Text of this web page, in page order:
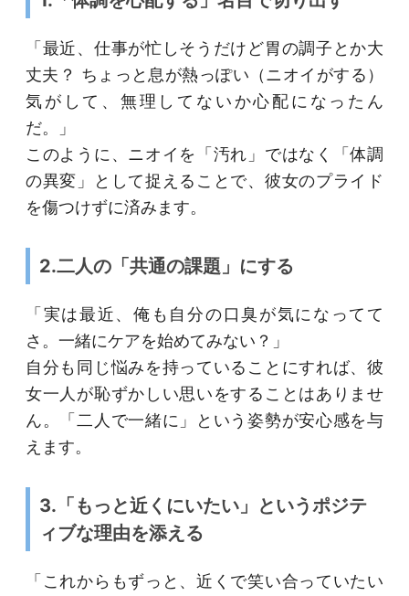
「最近、仕事が忙しそうだけど胃の調子とか大
丈夫？ ちょっと息が熱っぽい（ニオイがする）
気がして、無理してないか心配になったん
だ。」
このように、ニオイを「汚れ」ではなく「体調
の異変」として捉えることで、彼女のプライド
を傷つけずに済みます。
2.二人の「共通の課題」にする
「実は最近、俺も自分の口臭が気になってて
さ。一緒にケアを始めてみない？」
自分も同じ悩みを持っていることにすれば、彼
女一人が恥ずかしい思いをすることはありませ
ん。「二人で一緒に」という姿勢が安心感を与
えます。
3.「もっと近くにいたい」というポジテ
ィブな理由を添える
「これからもずっと、近くで笑い合っていたい